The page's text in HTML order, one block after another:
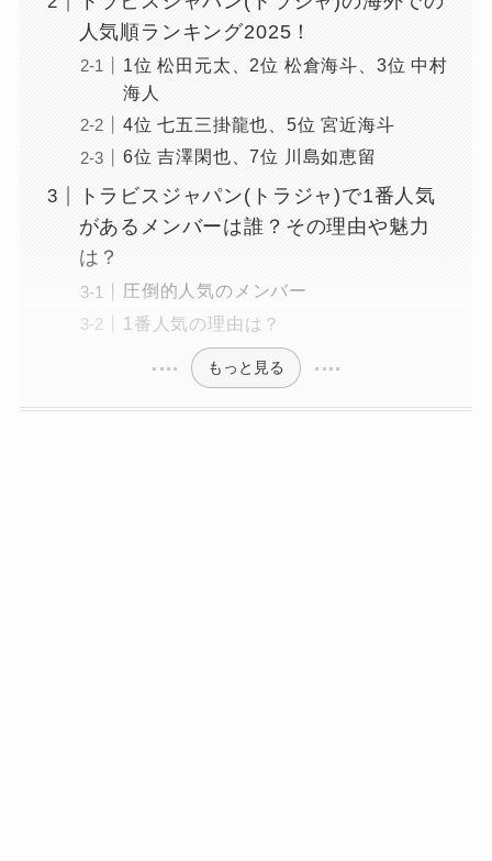
人気順ランキング2025！
1位 松田元太、2位 松倉海斗、3位 中村
海人
4位 七五三掛龍也、5位 宮近海斗
6位 吉澤閑也、7位 川島如恵留
トラビスジャパン(トラジャ)で1番人気
があるメンバーは誰？その理由や魅力
は？
圧倒的人気のメンバー
1番人気の理由は？
もっと見る